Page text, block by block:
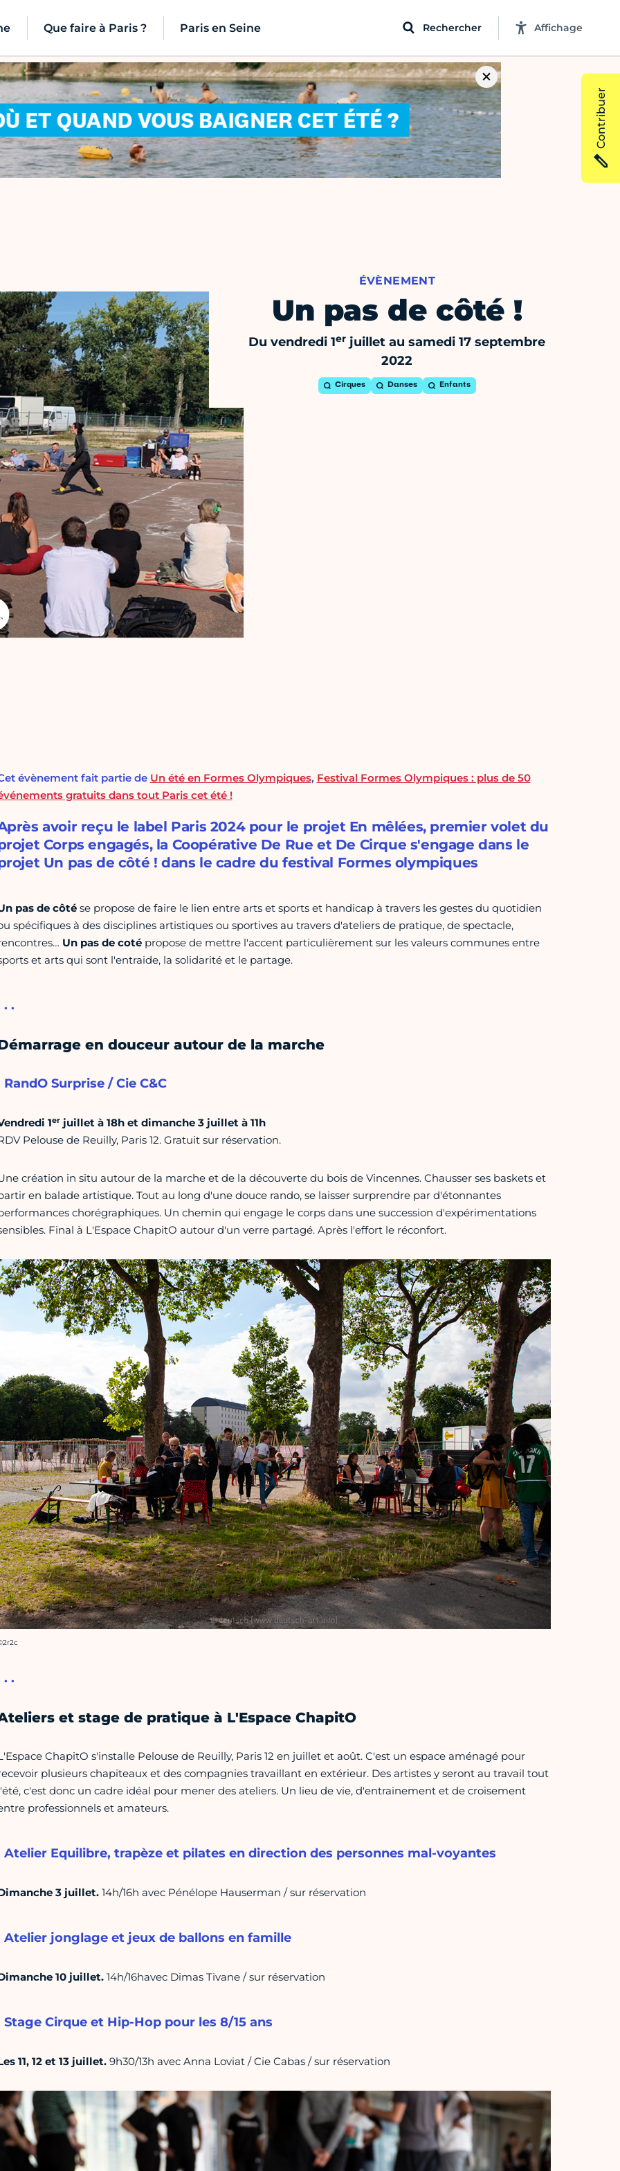
Que faire à Paris ? Paris en Seine Rechercher Affichage
ÉVÈNEMENT
Un pas de côté !
Du vendredi 1er juillet au samedi 17 septembre
2022
Cirques Danses Enfants
évènement fait partie de Un été en Formes Olympiques, Festival Formes Olympiques : plus de 50
gratuits dans tout Paris cet été !
avoir reçu le label Paris 2024 pour le projet En mêlées, premier volet du
Corps engagés, la Coopérative De Rue et De Cirque s'engage dans le
Un pas de côté ! dans le cadre du festival Formes olympiques
n pas de côté se propose de faire le lien entre arts et sports et handicap à travers les gestes du quotidien
spécifiques à des disciplines artistiques ou sportives au travers d'ateliers de pratique, de spectacle,
Un pas de cotépropose de mettre l'accent particulièrement sur les valeurs communes entre
et arts qui sont l'entraide, la solidarité et le partage.
. .
en douceur autour de la marche
RandO Surprise / Cie C&C
1erjuillet à 18h et dimanche 3 juillet à 11h
Pelouse de Reuilly, Paris 12. Gratuit sur réservation.
création in situ autour de la marche et de la découverte du bois de Vincennes. Chausser ses baskets et
en balade artistique. Tout au long d'une douce rando, se laisser surprendre par d'étonnantes
chorégraphiques. Un chemin qui engage le corps dans une succession d'expérimentations
Final à L'Espace ChapitO autour d'un verre partagé. Après l'effort le réconfort.
photo :
. .
et stage de pratique à L'Espace ChapitO
ChapitO s'installe Pelouse de Reuilly, Paris 12 en juillet et août. C'est un espace aménagé pour
plusieurs chapiteaux et des compagnies travaillant en extérieur. Des artistes y seront au travail tout
c'est donc un cadre idéal pour mener des ateliers. Un lieu de vie, d'entrainement et de croisement
professionnels et amateurs.
Atelier Equilibre, trapèze et pilates en direction des personnes mal-voyantes
3 juillet. 14h/16h avec Pénélope Hauserman / sur réservation
Atelier jonglage et jeux de ballons en famille
10 juillet. 14h/16havec Dimas Tivane / sur réservation
Stage Cirque et Hip-Hop pour les 8/15 ans
11, 12 et 13 juillet. 9h30/13h avec Anna Loviat / Cie Cabas / sur réservation
Contribuer